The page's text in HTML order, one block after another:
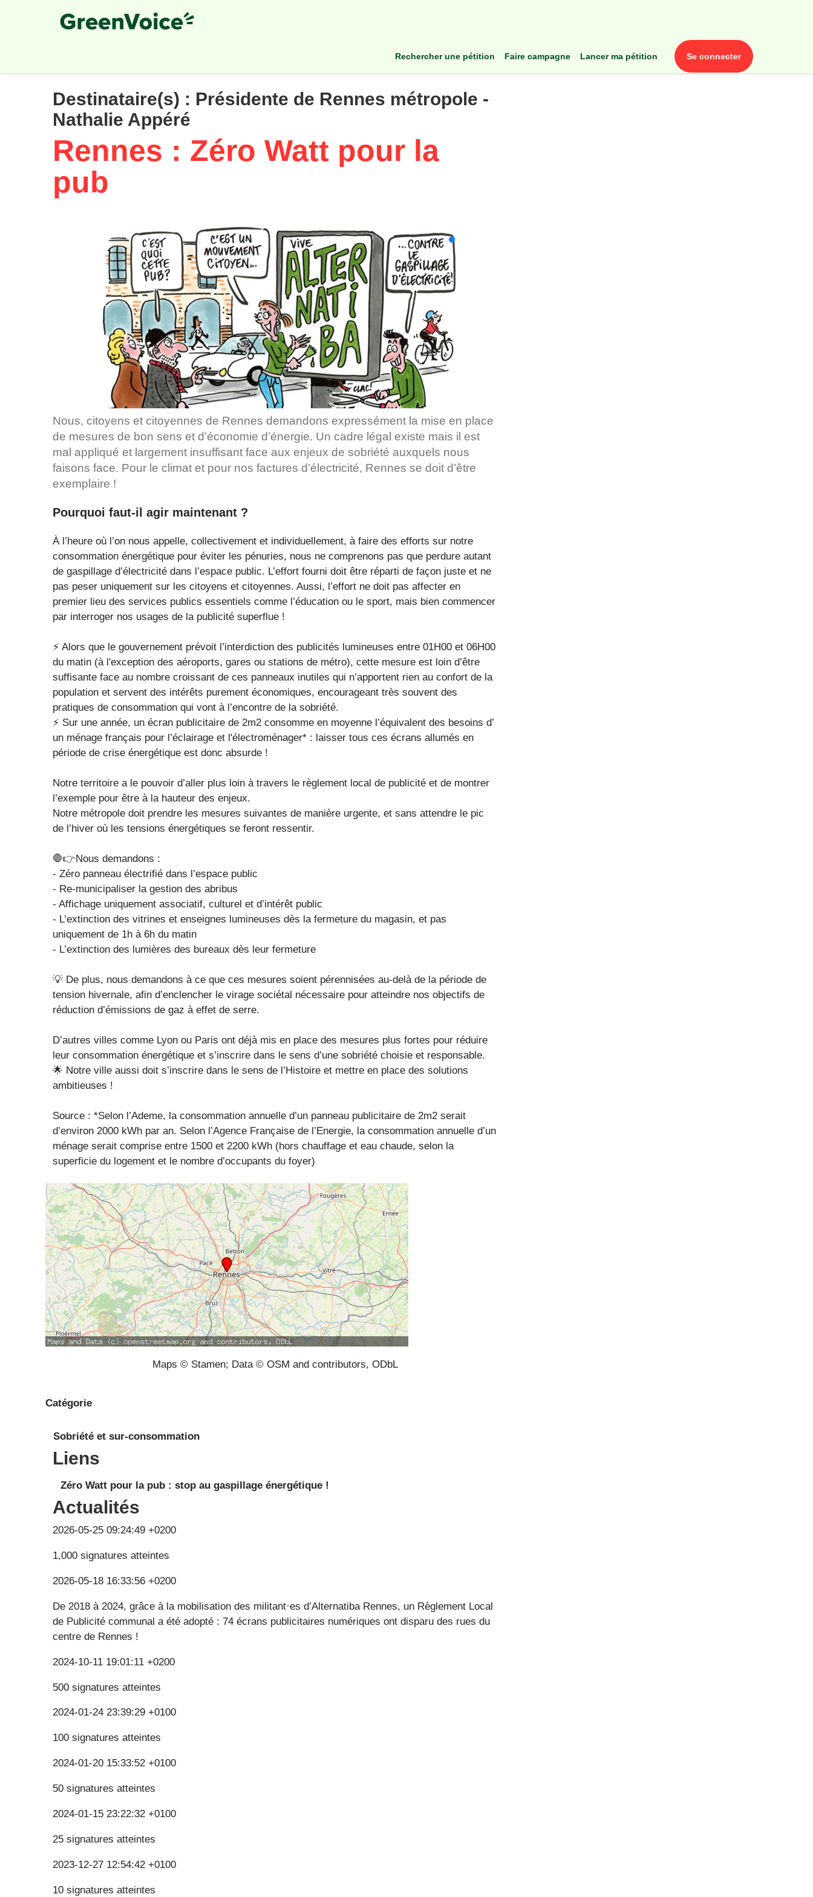
rechercher une pétition faire campagne lancer ma pétition se connecter
Destinataire(s) : Présidente de Rennes métropole -
Nathalie Appéré
Rennes : Zéro Watt pour la
pub
Nous, citoyens et citoyennes de Rennes demandons expressément la mise en place
de mesures de bon sens et d’économie d’énergie. Un cadre légal existe mais il est
mal appliqué et largement insuffisant face aux enjeux de sobriété auxquels nous
faisons face. Pour le climat et pour nos factures d’électricité, Rennes se doit d’être
exemplaire !
Pourquoi faut-il agir maintenant ?
À l’heure où l’on nous appelle, collectivement et individuellement, à faire des efforts sur notre
consommation énergétique pour éviter les pénuries, nous ne comprenons pas que perdure autant
de gaspillage d’électricité dans l’espace public. L’effort fourni doit être réparti de façon juste et ne
pas peser uniquement sur les citoyens et citoyennes. Aussi, l’effort ne doit pas affecter en
premier lieu des services publics essentiels comme l’éducation ou le sport, mais bien commencer
par interroger nos usages de la publicité superflue !
⚡️ Alors que le gouvernement prévoit l’interdiction des publicités lumineuses entre 01H00 et 06H00
du matin (à l'exception des aéroports, gares ou stations de métro), cette mesure est loin d’être
suffisante face au nombre croissant de ces panneaux inutiles qui n’apportent rien au confort de la
population et servent des intérêts purement économiques, encourageant très souvent des
pratiques de consommation qui vont à l’encontre de la sobriété.
⚡️ Sur une année, un écran publicitaire de 2m2 consomme en moyenne l’équivalent des besoins d’
un ménage français pour l’éclairage et l'électroménager* : laisser tous ces écrans allumés en
période de crise énergétique est donc absurde !
Notre territoire a le pouvoir d’aller plus loin à travers le règlement local de publicité et de montrer
l’exemple pour être à la hauteur des enjeux.
Notre métropole doit prendre les mesures suivantes de manière urgente, et sans attendre le pic
de l’hiver où les tensions énergétiques se feront ressentir.
🛑👉Nous demandons :
- Zéro panneau électrifié dans l’espace public
- Re-municipaliser la gestion des abribus
- Affichage uniquement associatif, culturel et d’intérêt public
- L’extinction des vitrines et enseignes lumineuses dès la fermeture du magasin, et pas
uniquement de 1h à 6h du matin
- L’extinction des lumières des bureaux dès leur fermeture
💡 De plus, nous demandons à ce que ces mesures soient pérennisées au-delà de la période de
tension hivernale, afin d’enclencher le virage sociétal nécessaire pour atteindre nos objectifs de
réduction d’émissions de gaz à effet de serre.
D’autres villes comme Lyon ou Paris ont déjà mis en place des mesures plus fortes pour réduire
leur consommation énergétique et s’inscrire dans le sens d’une sobriété choisie et responsable.
🌟 Notre ville aussi doit s’inscrire dans le sens de l’Histoire et mettre en place des solutions
ambitieuses !
Source : *Selon l’Ademe, la consommation annuelle d’un panneau publicitaire de 2m2 serait
d’environ 2000 kWh par an. Selon l’Agence Française de l’Energie, la consommation annuelle d’un
ménage serait comprise entre 1500 et 2200 kWh (hors chauffage et eau chaude, selon la
superficie du logement et le nombre d’occupants du foyer)
Maps © Stamen; Data © OSM and contributors, ODbL
Catégorie
Sobriété et sur-consommation
Liens
Zéro Watt pour la pub : stop au gaspillage énergétique !
Actualités
2026-05-25 09:24:49 +0200
1,000 signatures atteintes
2026-05-18 16:33:56 +0200
De 2018 à 2024, grâce à la mobilisation des militant·es d’Alternatiba Rennes, un Règlement Local
de Publicité communal a été adopté : 74 écrans publicitaires numériques ont disparu des rues du
centre de Rennes !
2024-10-11 19:01:11 +0200
500 signatures atteintes
2024-01-24 23:39:29 +0100
100 signatures atteintes
2024-01-20 15:33:52 +0100
50 signatures atteintes
2024-01-15 23:22:32 +0100
25 signatures atteintes
2023-12-27 12:54:42 +0100
10 signatures atteintes